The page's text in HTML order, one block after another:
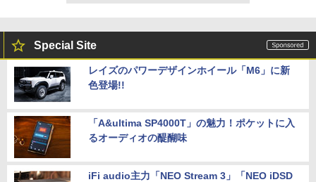
Special Site
レイズのパワーデザインホイール「M6」に新
色登場!!
「A&ultima SP4000T」の魅力！ポケットに入
るオーディオの醍醐味
iFi audio主力「NEO Stream 3」「NEO iDSD